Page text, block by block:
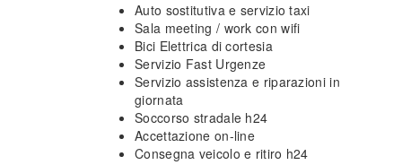
Auto sostitutiva e servizio taxi
Sala meeting / work con wifi
Bici Elettrica di cortesia
Servizio Fast Urgenze
Servizio assistenza e riparazioni in
giornata
Soccorso stradale h24
Accettazione on-line
Consegna veicolo e ritiro h24